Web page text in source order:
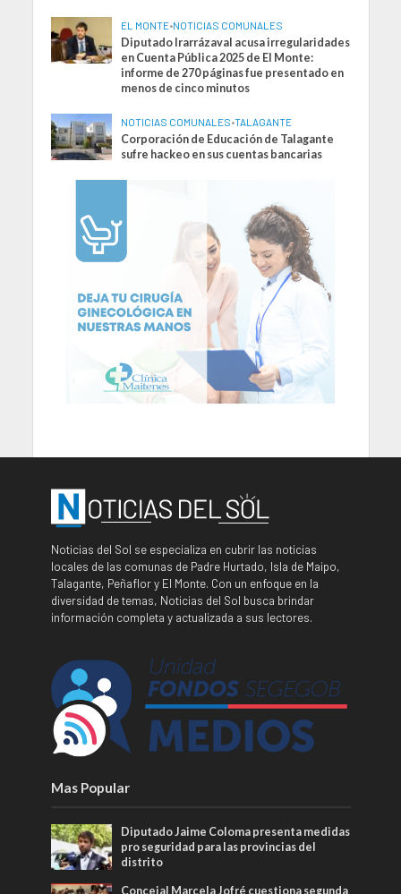
EL MONTE•NOTICIAS COMUNALES
Diputado Irarrázaval acusa irregularidades
en Cuenta Pública 2025 de El Monte:
informe de 270 páginas fue presentado en
menos de cinco minutos
NOTICIAS COMUNALES•TALAGANTE
Corporación de Educación de Talagante
sufre hackeo en sus cuentas bancarias
Noticias del Sol se especializa en cubrir las noticias
locales de las comunas de Padre Hurtado, Isla de Maipo,
Talagante, Peñaflor y El Monte. Con un enfoque en la
diversidad de temas, Noticias del Sol busca brindar
información completa y actualizada a sus lectores.
Mas Popular
Diputado Jaime Coloma presenta medidas
pro seguridad para las provincias del
distrito
Concejal Marcela Jofré cuestiona segunda